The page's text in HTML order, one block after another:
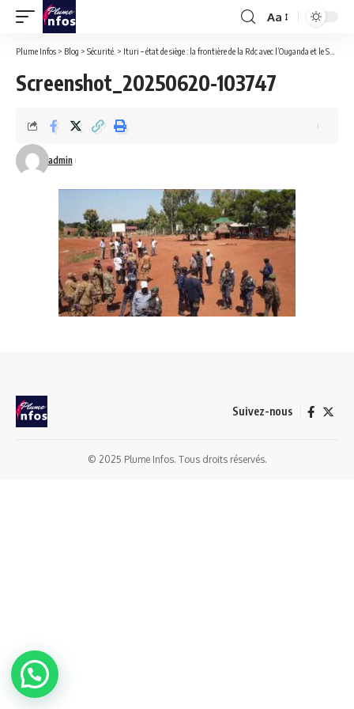
Font
Resizer
Aa
Plume Infos > Blog > Sécurité. > Ituri – état de siège : la frontière de la Rdc avec l’Ouganda et le Sud Soudan sécurisée par les Fardc.
Screenshot_20250620-103747
admin
Suivez-nous
© 2025 Plume Infos. Tous droits réservés.